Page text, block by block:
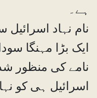
ہے۔
نام نہاد
ایک بڑا مہنگا
نامے کی منظور
اسرائیل ہی کو